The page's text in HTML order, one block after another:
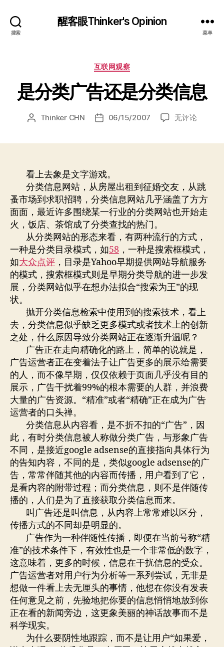
搜索
醒客眼Thinker's Opinion
菜单
分
互联网观察
是分类广告还是分类信息
文 Thinker CHN
发 06/15/2007
是
是
分
类
信
无评论
看上去象是文字游戏。
分类信息网站，从房屋出租到征婚交友，从跳
蚤市场到求职招聘，分类信息网站几乎涵盖了方方
面面，最近许多围绕某一行业的分类网站也开始走
火，饭店、茶馆成了分类查找的热门。
从分类网站的形态来看，有两种流行的方式，
一种是分类目录模式，如58 ，一种是搜索框模式，
如大众点评 ，目录是Yahoo早期提供网站导航服务
的模式，搜索框模式则是早期分类导航的进一步发
展，分类网站似乎在想办法拟合“搜索为王”的现
状。
抛开分类信息检索中使用到的搜索技术，看上
去，分类信息似乎缺乏更多模式或者技术上的创新
之处，什么原因导致分类网站正在逐渐升温呢？
广告正在走向精确化的路上，简单的说就是，
广告运营者正在变着法子让广告更多的展示给需要
的人，而不像早期，仅仅依赖于页面几乎没有目的
展示，广告干扰着99%的根本需要的人群，并浪费
大量的广告资源。“精准”或者“精确”正在成为广告
运营者的口头禅。
分类信息从内容看，是不折不扣的“广告”，因
此，有时分类信息被人称做分类广告，与形象广告
不同，是接近google adsense的直接指向具体行为
的告知内容，不同的是，类似google adsense的广
告，常常伴随其他的内容而传播，用户看到了它，
是看内容的附带过程；而分类信息，则不是伴随传
播的，人们是为了直接获取分类信息而来。
叫广告还是叫信息，从内容上常常难以区分，
传播方式的不同却是明显的。
广告作为一种伴随性传播，即便在当前号称“精
准”的技术条件下，有效性也是一个非常低的数字，
这意味着，更多的时候，信息在干扰信息的受众。
广告运营者对用户行为分析等一系列尝试，无非是
想做一件看上去无厘头的事情，他想在你没有发表
任何意见之前，先验地把你要的信息悄悄地放到你
正在看的新闻旁边，这更象美丽的神话故事而不是
科学现实。
为什么要阴性地跟踪，而不是让用户“如果爱，